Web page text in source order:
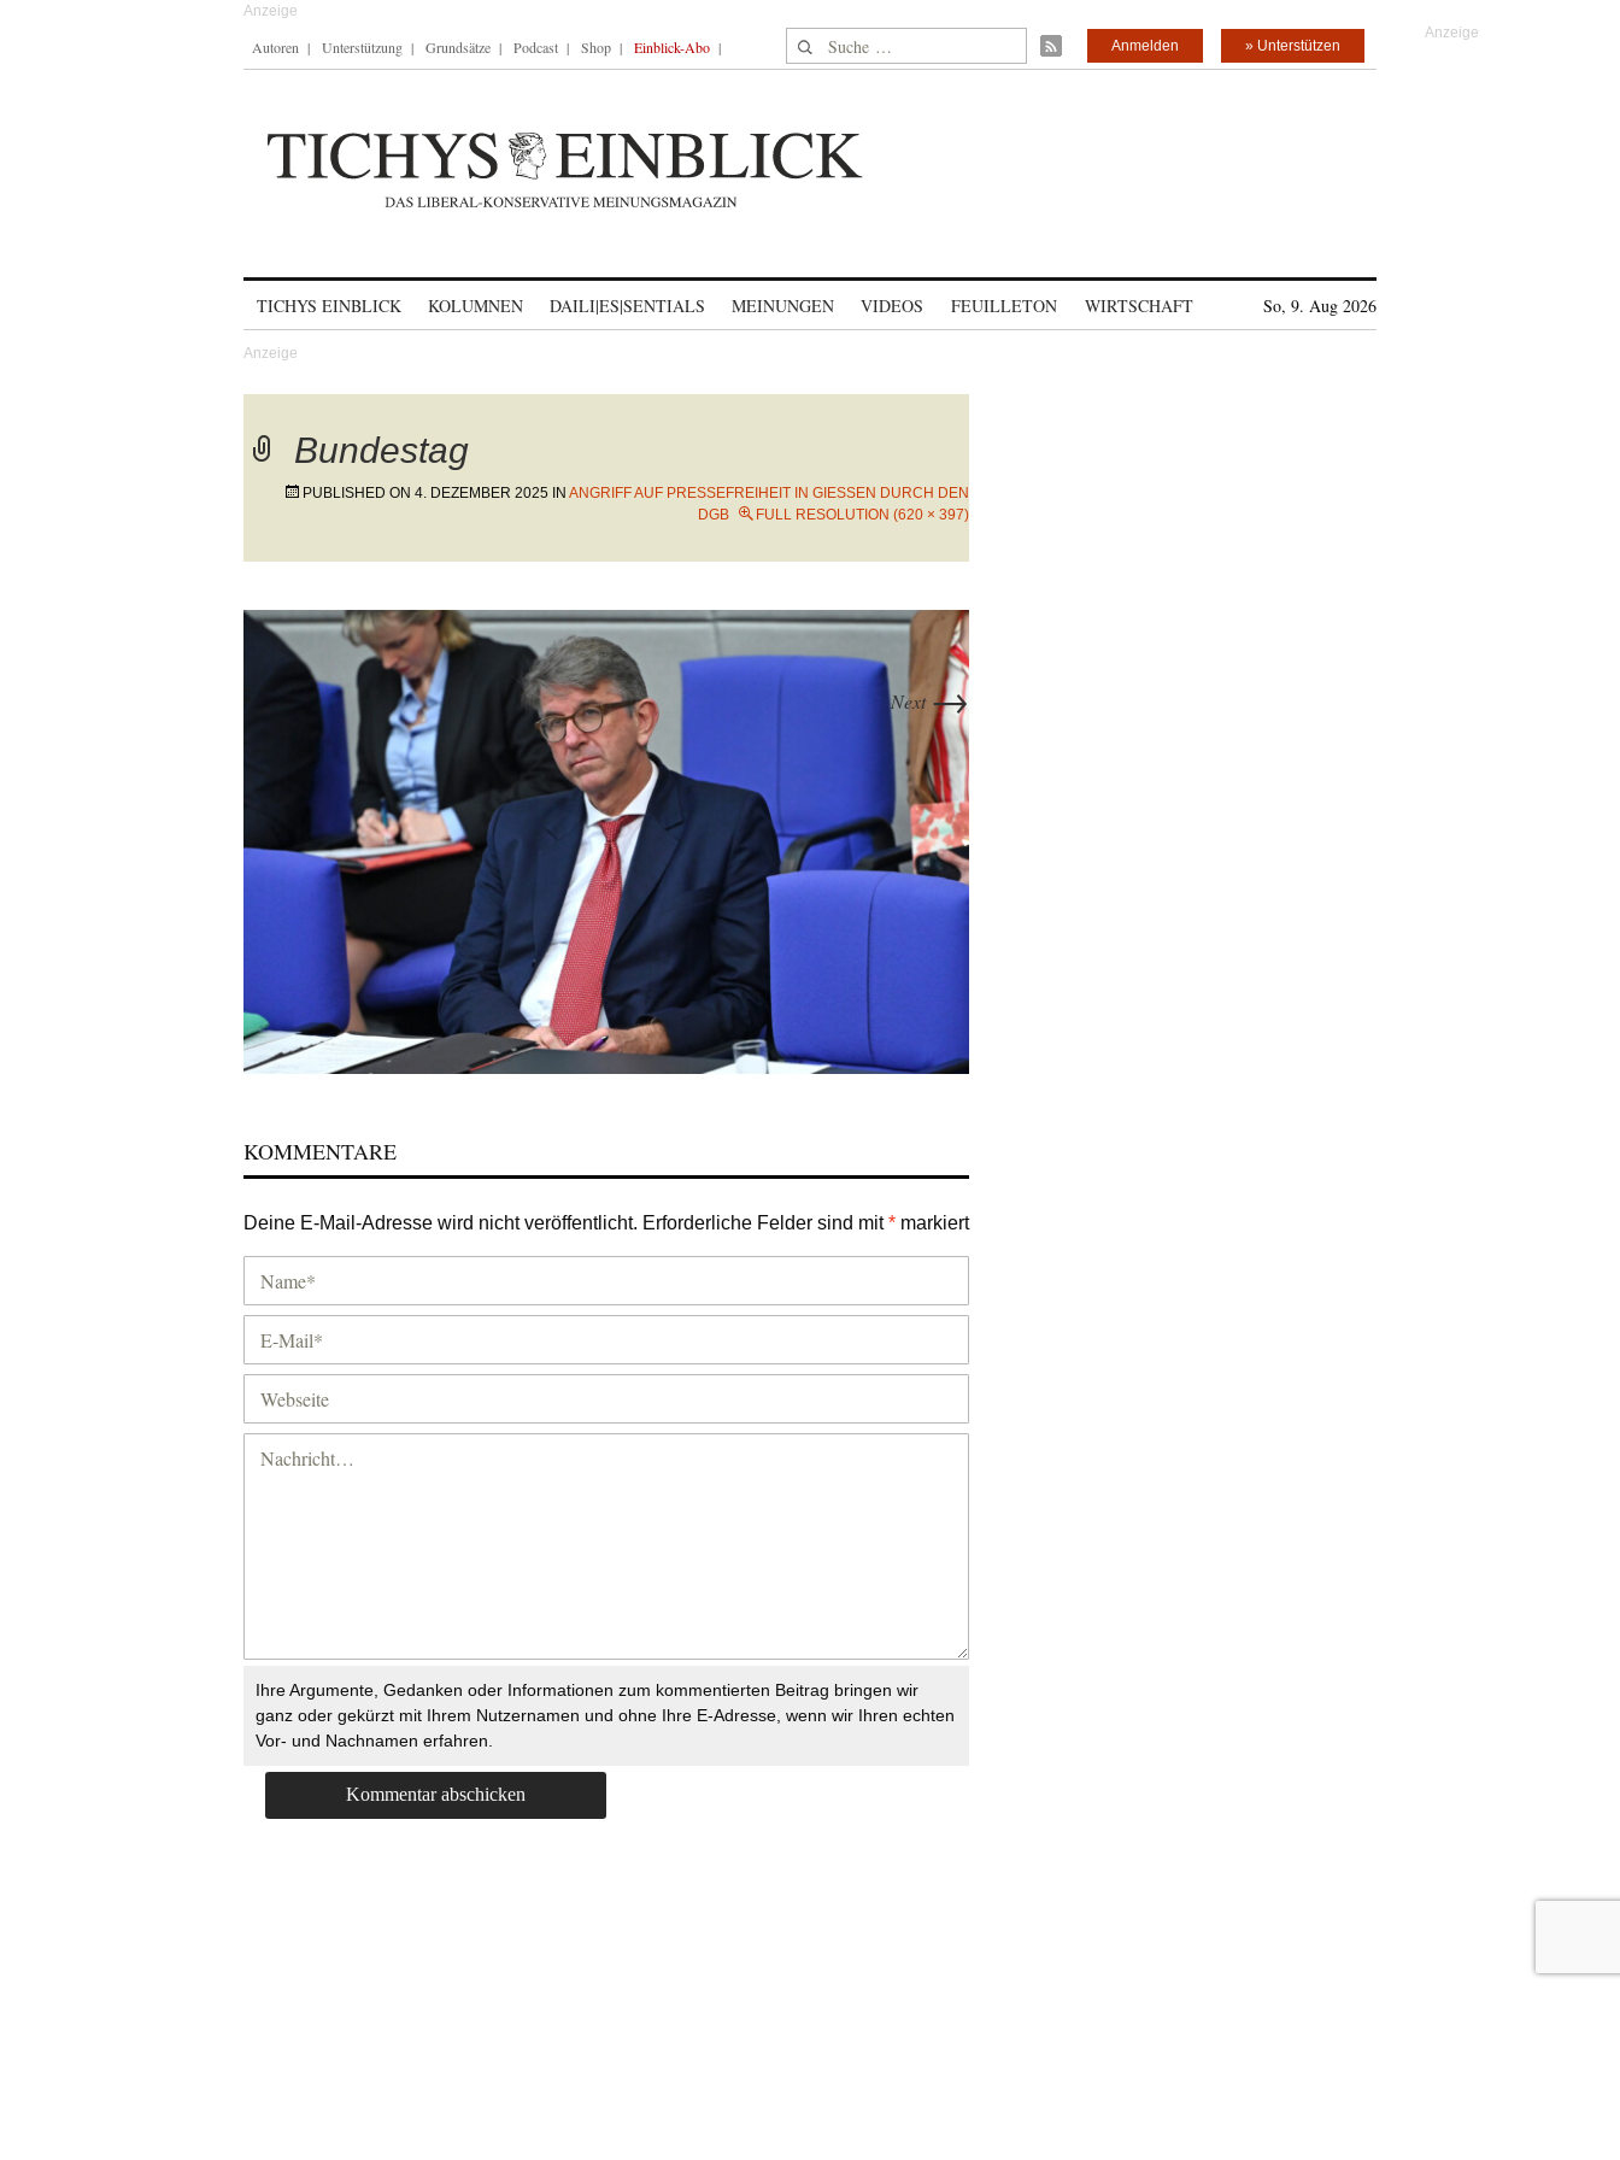
Autoren Unterstützung Grundsätze Podcast Shop Einblick-Abo Suche nach: » Unterstützen
Anmelden
TICHYS EINBLICK KOLUMNEN DAILI|ES|SENTIALS MEINUNGEN VIDEOS FEUILLETON WIRTSCHAFT So, 9. Aug 2026
Bundestag
PUBLISHED ON 4. DEZEMBER 2025 IN ANGRIFF AUF PRESSEFREIHEIT IN GIESSEN DURCH DEN D
GB
FULL RESOLUTION (620 × 397)
Next →
KOMMENTARE
Deine E-Mail-Adresse wird nicht veröffentlicht. Erforderliche Felder sind mit* markiert
Ihre Argumente, Gedanken oder Informationen zum kommentierten Beitrag bringen wir
ganz oder gekürzt mit Ihrem Nutzernamen und ohne Ihre E-Adresse, wenn wir Ihren echten
Vor- und Nachnamen erfahren.